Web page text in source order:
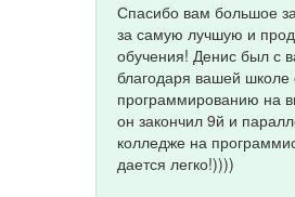
Спасибо вам большое
за самую лучшую и
обучения! Денис был с
благодаря вашей школе
программированию на
он закончил 9й и
колледже на
дается легко!))))